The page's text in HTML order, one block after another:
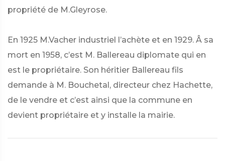
propriété de M.Gleyrose.
En 1925 M.Vacher industriel l’achète et en 1929. Â sa
mort en 1958, c’est M. Ballereau diplomate qui en
est le propriétaire. Son héritier Ballereau fils
demande à M. Bouchetal, directeur chez Hachette,
de le vendre et c’est ainsi que la commune en
devient propriétaire et y installe la mairie.